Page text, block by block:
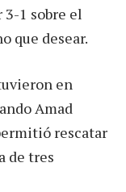
1 sobre el
que desear.
en
Amad
rescatar
de tres